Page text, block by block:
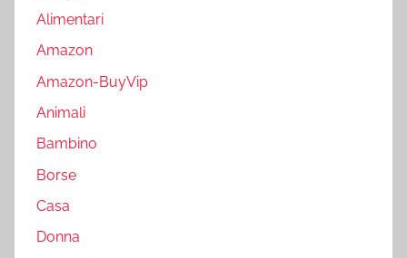
Alimentari
Amazon
Amazon-BuyVip
Animali
Bambino
Borse
Casa
Donna